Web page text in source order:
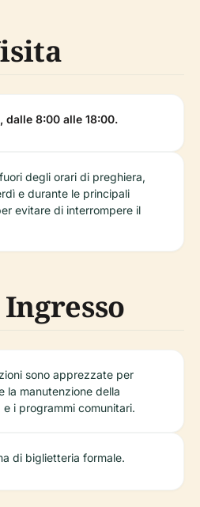
8:00 alle 18:00.
degli orari di preghiera,
e durante le principali
evitare di interrompere il
sono apprezzate per
la manutenzione della
e i programmi comunitari.
di biglietteria formale.